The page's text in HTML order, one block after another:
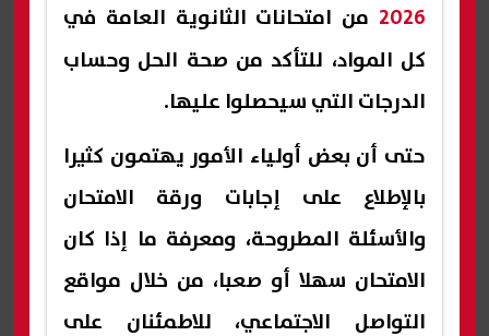
2026 من امتحانات الثانوية العامة في
كل المواد، للتأكد من صحة الحل وحساب
الدرجات التي سيحصلوا عليها.
حتى أن بعض أولياء الأمور يهتمون كثيرا
بالإطلاع على إجابات ورقة الامتحان
والأسئلة المطروحة، ومعرفة ما إذا كان
الامتحان سهلا أو صعبا، من خلال مواقع
التواصل الاجتماعي، للاطمئنان على